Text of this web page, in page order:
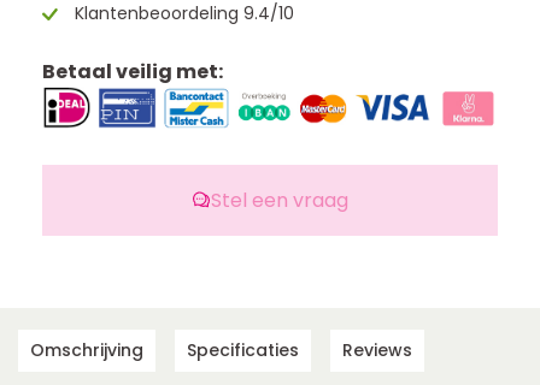
Klantenbeoordeling 9.4/10
Betaal veilig met:
Stel een vraag
Omschrijving Specificaties Reviews